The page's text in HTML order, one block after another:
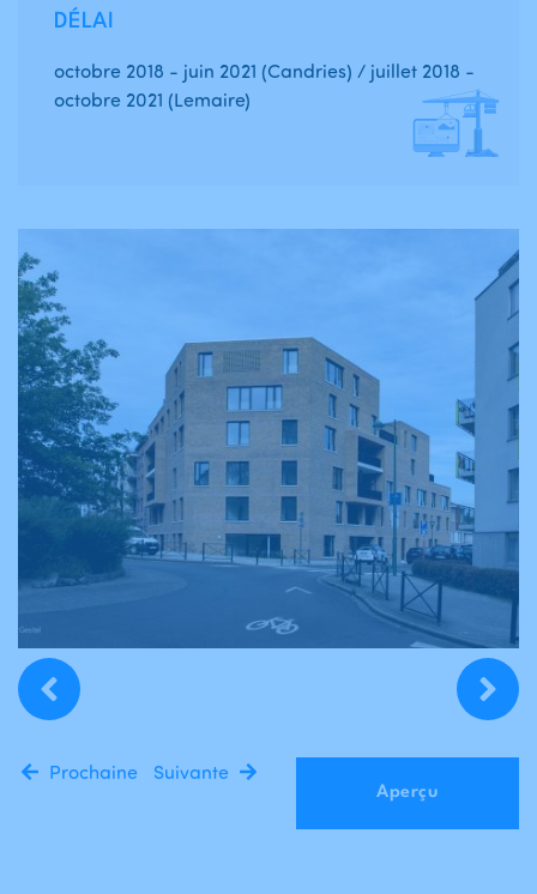
DÉLAI
octobre 2018 - juin 2021 (Candries) / juillet 2018 -
octobre 2021 (Lemaire)
Prochaine
Aperçu
Suivante